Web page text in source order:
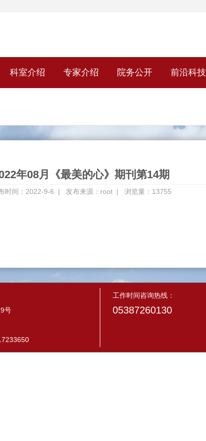
科室介绍 专家介绍 院务公开 前沿科技
年08月《最美的心》期刊第14期
时间：2022-9-6 | 发布来源：root | 浏览量：13755
号
工作时间咨询热线：
05387260130